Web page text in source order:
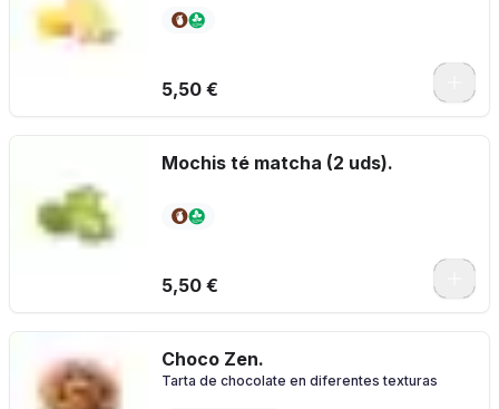
5,50 €
Mochis té matcha (2 uds).
5,50 €
Choco Zen.
Tarta de chocolate en diferentes texturas